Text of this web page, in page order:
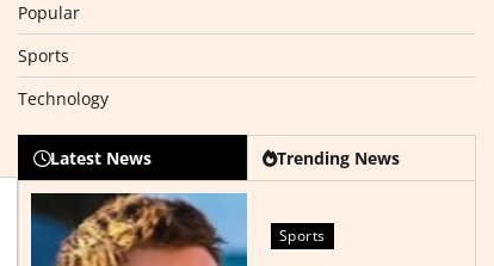
Popular
Sports
Technology
Latest News Trending News
Sports